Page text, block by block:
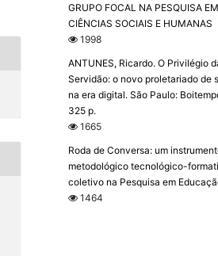
GRUPO FOCAL NA PESQUISA EM
CIÊNCIAS SOCIAIS E HUMANAS
1998
ANTUNES, Ricardo. O Privilégio
Servidão: o novo proletariado de
na era digital. São Paulo:
325 p.
1665
Roda de Conversa: um
metodológico tecnológico-
coletivo na Pesquisa em
1464